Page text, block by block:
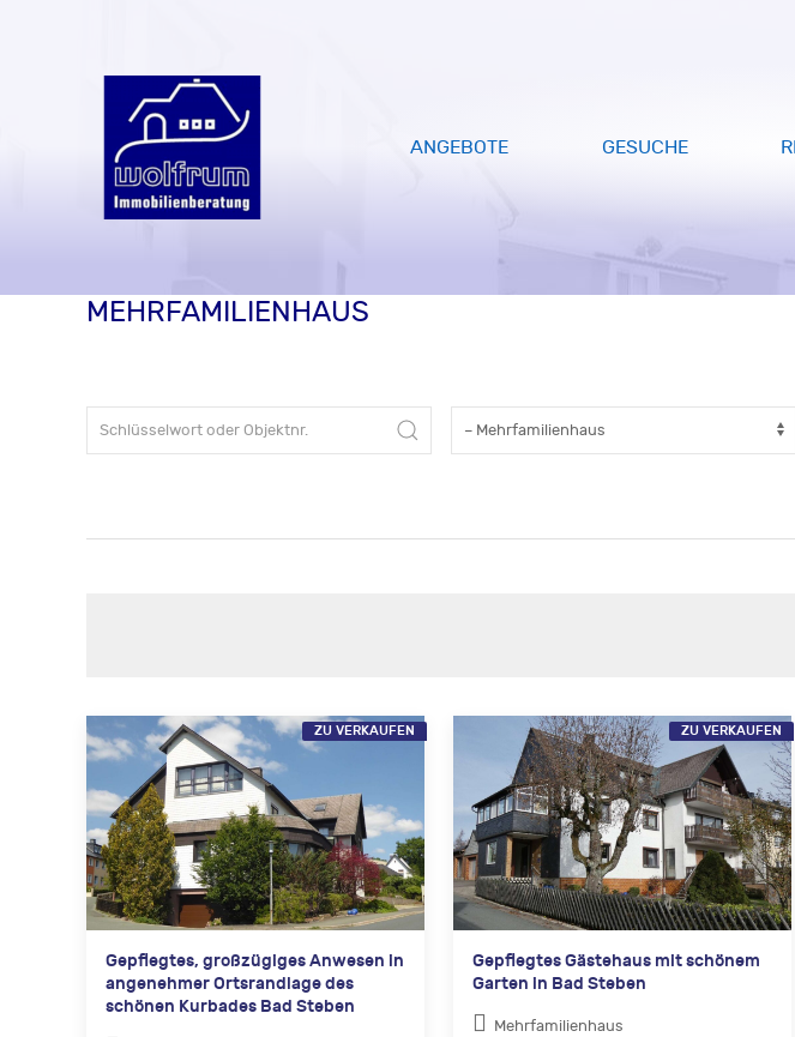
ANGEBOTE GESUCHE
MEHRFAMILIENHAUS
Gepflegtes, großzügiges Anwesen in
angenehmer Ortsrandlage des
schönen Kurbades Bad Steben
ZU VERKAUFEN
Gepflegtes Gästehaus mit schönem
Garten in Bad Steben
Mehrfamilienhaus
ZU VERKAUFEN